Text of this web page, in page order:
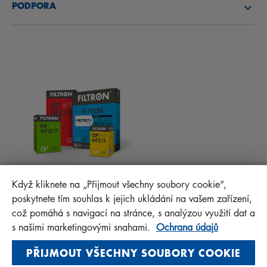
PODPORA
FAQ
MANN+HUMMEL FT Poland
Sp. z o. o. Sp. k.
ul. Wrocławska 145, 63-800 GOSTYŃ, POLAND
Privacy Statement
Imprint
Když kliknete na „Přijmout všechny soubory cookie“,
poskytnete tím souhlas k jejich ukládání na vašem zařízení,
což pomáhá s navigací na stránce, s analýzou využití dat a
s našimi marketingovými snahami. Ochrana údajů
PŘIJMOUT VŠECHNY SOUBORY COOKIE